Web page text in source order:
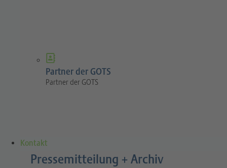
Partner der GOTS
Partner der GOTS
Kontakt
Pressemitteilung + Archiv